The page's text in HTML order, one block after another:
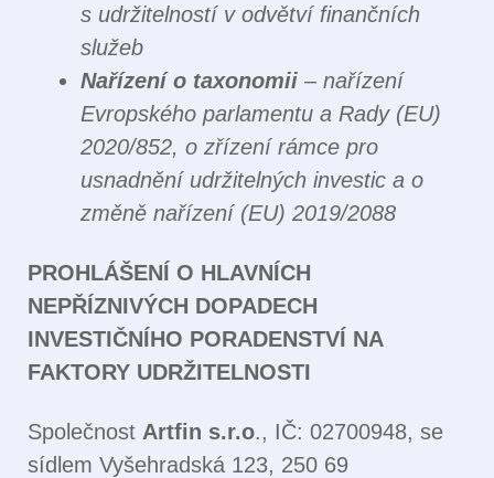
s udržitelností v odvětví finančních
služeb
Nařízení o taxonomii – nařízení
Evropského parlamentu a Rady (EU)
2020/852, o zřízení rámce pro
usnadnění udržitelných investic a o
změně nařízení (EU) 2019/2088
PROHLÁŠENÍ O HLAVNÍCH
NEPŘÍZNIVÝCH DOPADECH
INVESTIČNÍHO PORADENSTVÍ NA
FAKTORY UDRŽITELNOSTI
Společnost Artfin s.r.o., IČ: 02700948, se
sídlem Vyšehradská 123, 250 69